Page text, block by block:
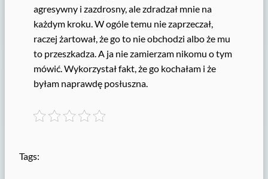
agresywny i zazdrosny, ale zdradzał mnie na
każdym kroku. W ogóle temu nie zaprzeczał,
raczej żartował, że go to nie obchodzi albo że mu
to przeszkadza. A ja nie zamierzam nikomu o tym
mówić. Wykorzystał fakt, że go kochałam i że
byłam naprawdę posłuszna.
Tags: